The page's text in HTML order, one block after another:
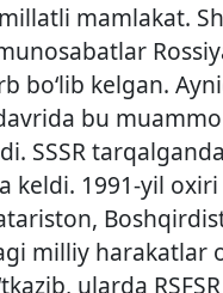
millatli mamlakat.
bo‘lib kelgan.
bu
SSSR
keldi. 1991-yil oxiri
milliy harakatlar
ularda